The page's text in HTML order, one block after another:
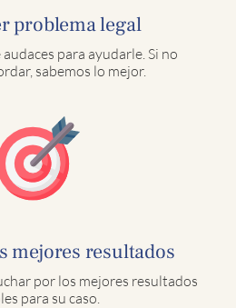
problema legal
para ayudarle. Si no
sabemos lo mejor.
mejores resultados
por los mejores resultados
para su caso.